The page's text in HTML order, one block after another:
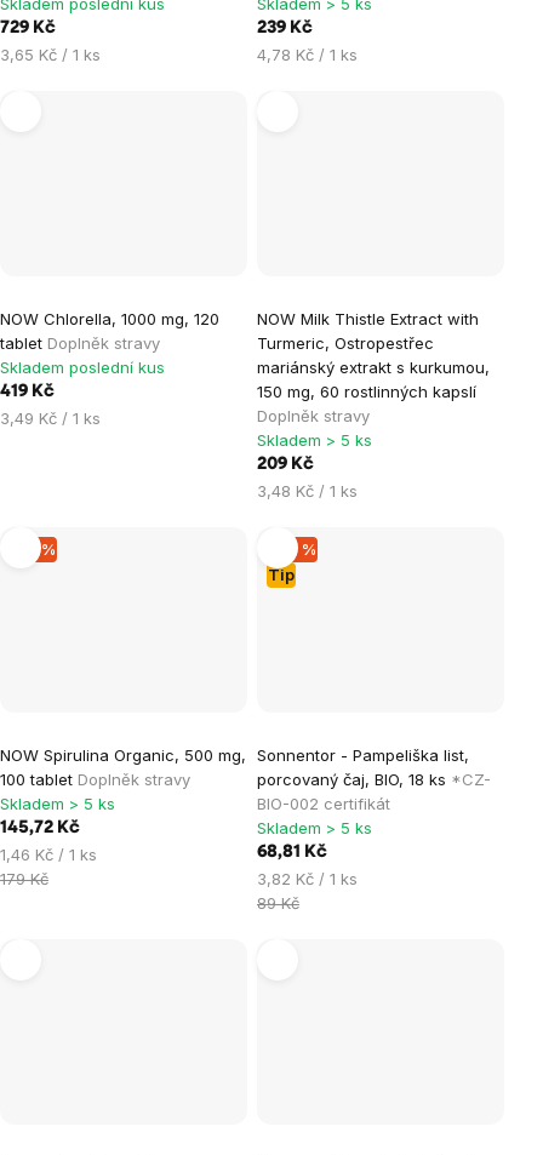
Skladem poslední kus
729 Kč
Měrná
3,65 Kč / 1 ks
Skladem > 5 ks
239 Kč
Měrná
4,78 Kč / 1 ks
NOW Chlorella, 1000 mg, 120
tablet Doplněk stravy
Skladem poslední kus
419 Kč
Měrná
3,49 Kč / 1 ks
NOW Milk Thistle Extract with
Turmeric, Ostropestřec
mariánský extrakt s kurkumou,
150 mg, 60 rostlinných kapslí
Doplněk stravy
Skladem > 5 ks
209 Kč
Měrná
3,48 Kč / 1 ks
–18 %
NOW Spirulina Organic, 500 mg,
100 tablet Doplněk stravy
Skladem > 5 ks
145,72 Kč
Měrná
cena:
1,46 Kč / 1 ks
179 Kč
Tip
–22 %
Sonnentor - Pampeliška list,
porcovaný čaj, BIO, 18 ks *CZ-
BIO-002 certifikát
Skladem > 5 ks
68,81 Kč
Měrná
cena:
3,82 Kč / 1 ks
89 Kč